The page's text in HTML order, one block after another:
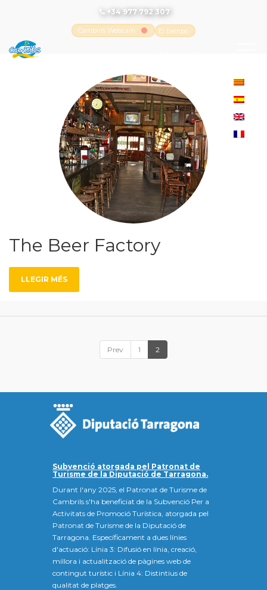
+34 977 792 307
Cambrils Webcam
El tiempo
The Beer Factory
LLEGIR MÉS
Prev 1 2
Subvenció atorgada pel Patronat de
Turisme de la Diputació de Tarragona.
Durant l'any 2025, el Patronat de Turisme de
Cambrils s'ha beneficiat de la Subvenció Per a
Activitats de Promoció Turística, atorgada pel
Patronat de Turisme de la Diputació de
Tarragona. Específicament a dues línies
d'actuació: Línia 3: Difusió en línia, creació,
millora i actualització de pàgines web de
contingut turístic i Línia 4: Distintius de
qualitat de platges.